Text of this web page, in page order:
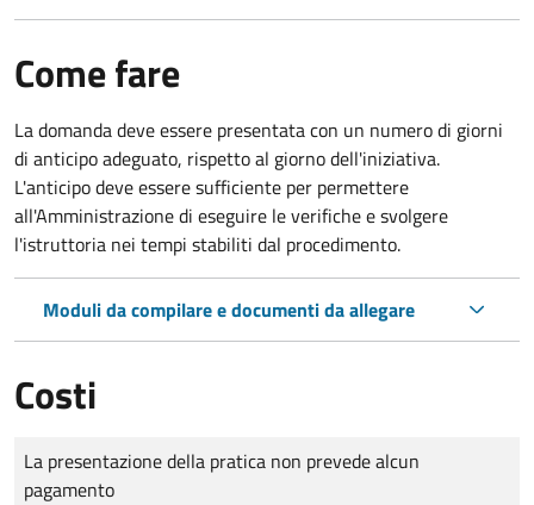
Come fare
La domanda deve essere presentatacon un numero di giorni
di anticipo adeguato, rispetto al giorno dell'iniziativa.
L'anticipo deve essere sufficiente per permettere
all'Amministrazione di eseguire le verifiche e svolgere
l'istruttoria nei tempi stabiliti dal procedimento.
Moduli da compilare e documenti da allegare
Costi
Tipo di pagamento
Importo
La presentazione della pratica non prevede alcun
pagamento